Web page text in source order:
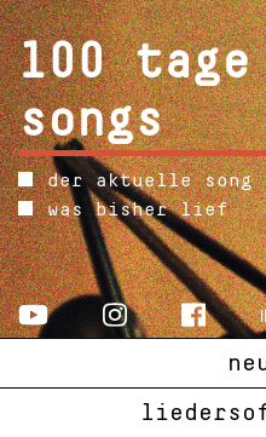
100 tage
songs
der aktuelle song
was bisher lief